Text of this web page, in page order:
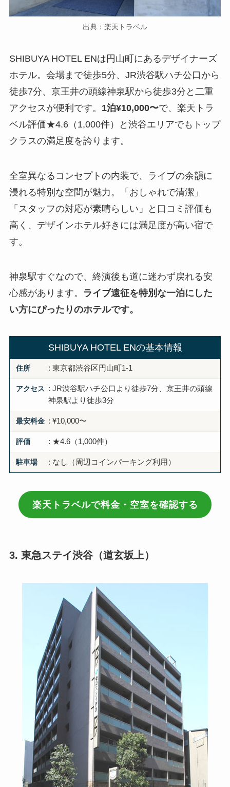
出典：楽天トラベル
SHIBUYA HOTEL ENは円山町にあるデザイナーズ
ホテル。会場まで徒歩5分、JR渋谷駅ハチ公口から
徒歩7分、京王井の頭線神泉駅から徒歩3分と二重
アクセスが便利です。 1泊¥10,000〜で、楽天トラ
ベル評価★4.6（1,000件）と渋谷エリアでもトップ
クラスの満足度を誇ります。
全室異なるコンセプトの内装で、ライブの余韻に
浸れる特別な空間が魅力。「おしゃれで清潔」
「スタッフの対応が素晴らしい」と口コミ評価も
高く、デザインホテル好きには満足度が高い宿で
す。
神泉駅すぐなので、終演後も道に迷わず戻れる安
心感があります。
ライブ遠征を特別な一泊にした
い方にぴったりのホテルです。
SHIBUYA HOTEL ENの基本情報
住所 : 東京都渋谷区円山町1-1
アクセス : JR渋谷駅ハチ公口より徒歩7分、京王井の頭線
神泉駅より徒歩3分
最安料金 : ¥10,000〜
評価 : ★4.6（1,000件）
駐車場 : なし（周辺コインパーキング利用）
楽天トラベルで料金・空室を確認する
3. 東急ステイ渋谷（道玄坂上）